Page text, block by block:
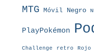
MTG Móvil Negro
PlayPokémon
Challenge retro Rojo